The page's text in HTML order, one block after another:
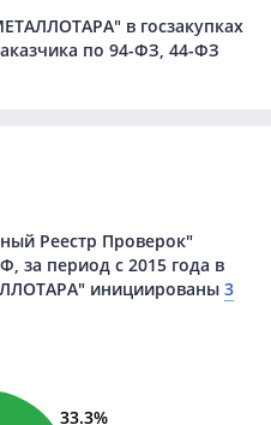
в госзакупках
по 94-ФЗ, 44-ФЗ
Реестр Проверок"
за период с 2015 года в
инициированы 3
33.3%